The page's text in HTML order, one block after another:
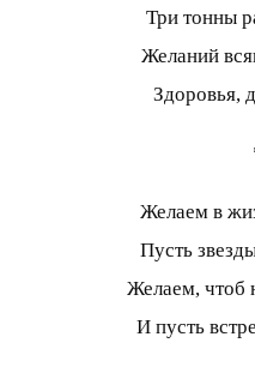
Три тонны
Желаний
Здоровья,
Желаем в
Пусть
Желаем, чтоб
И пусть